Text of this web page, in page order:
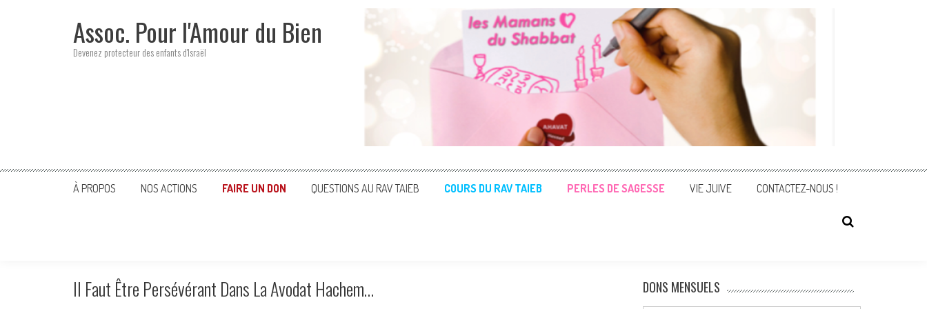
Assoc. Pour l'Amour du Bien
Devenez protecteur des enfants d'Israël
À PROPOS NOS ACTIONS FAIRE UN DON QUESTIONS AU RAV TAIEB COURS DU RAV TAIEB PERLES DE SAGESSE VIE JUIVE CONTACTEZ-NOUS !
Il Faut Être Persévérant Dans La Avodat Hachem… DONS MENSUELS